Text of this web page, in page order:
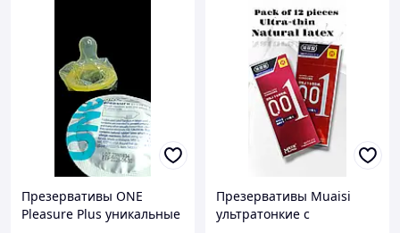
Презервативы ONE
Pleasure Plus уникальные
Презервативы Muaisi
ультратонкие с